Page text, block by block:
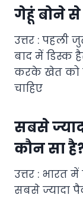
गेहूं बोने से
उत्तर : पहली
बाद में डिस्क
करके खेत को
चाहिए
सबसे
कौन सा
उत्तर : भारत
सबसे ज्यादा